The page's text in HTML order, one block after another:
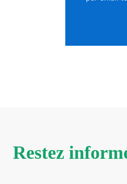
Restez